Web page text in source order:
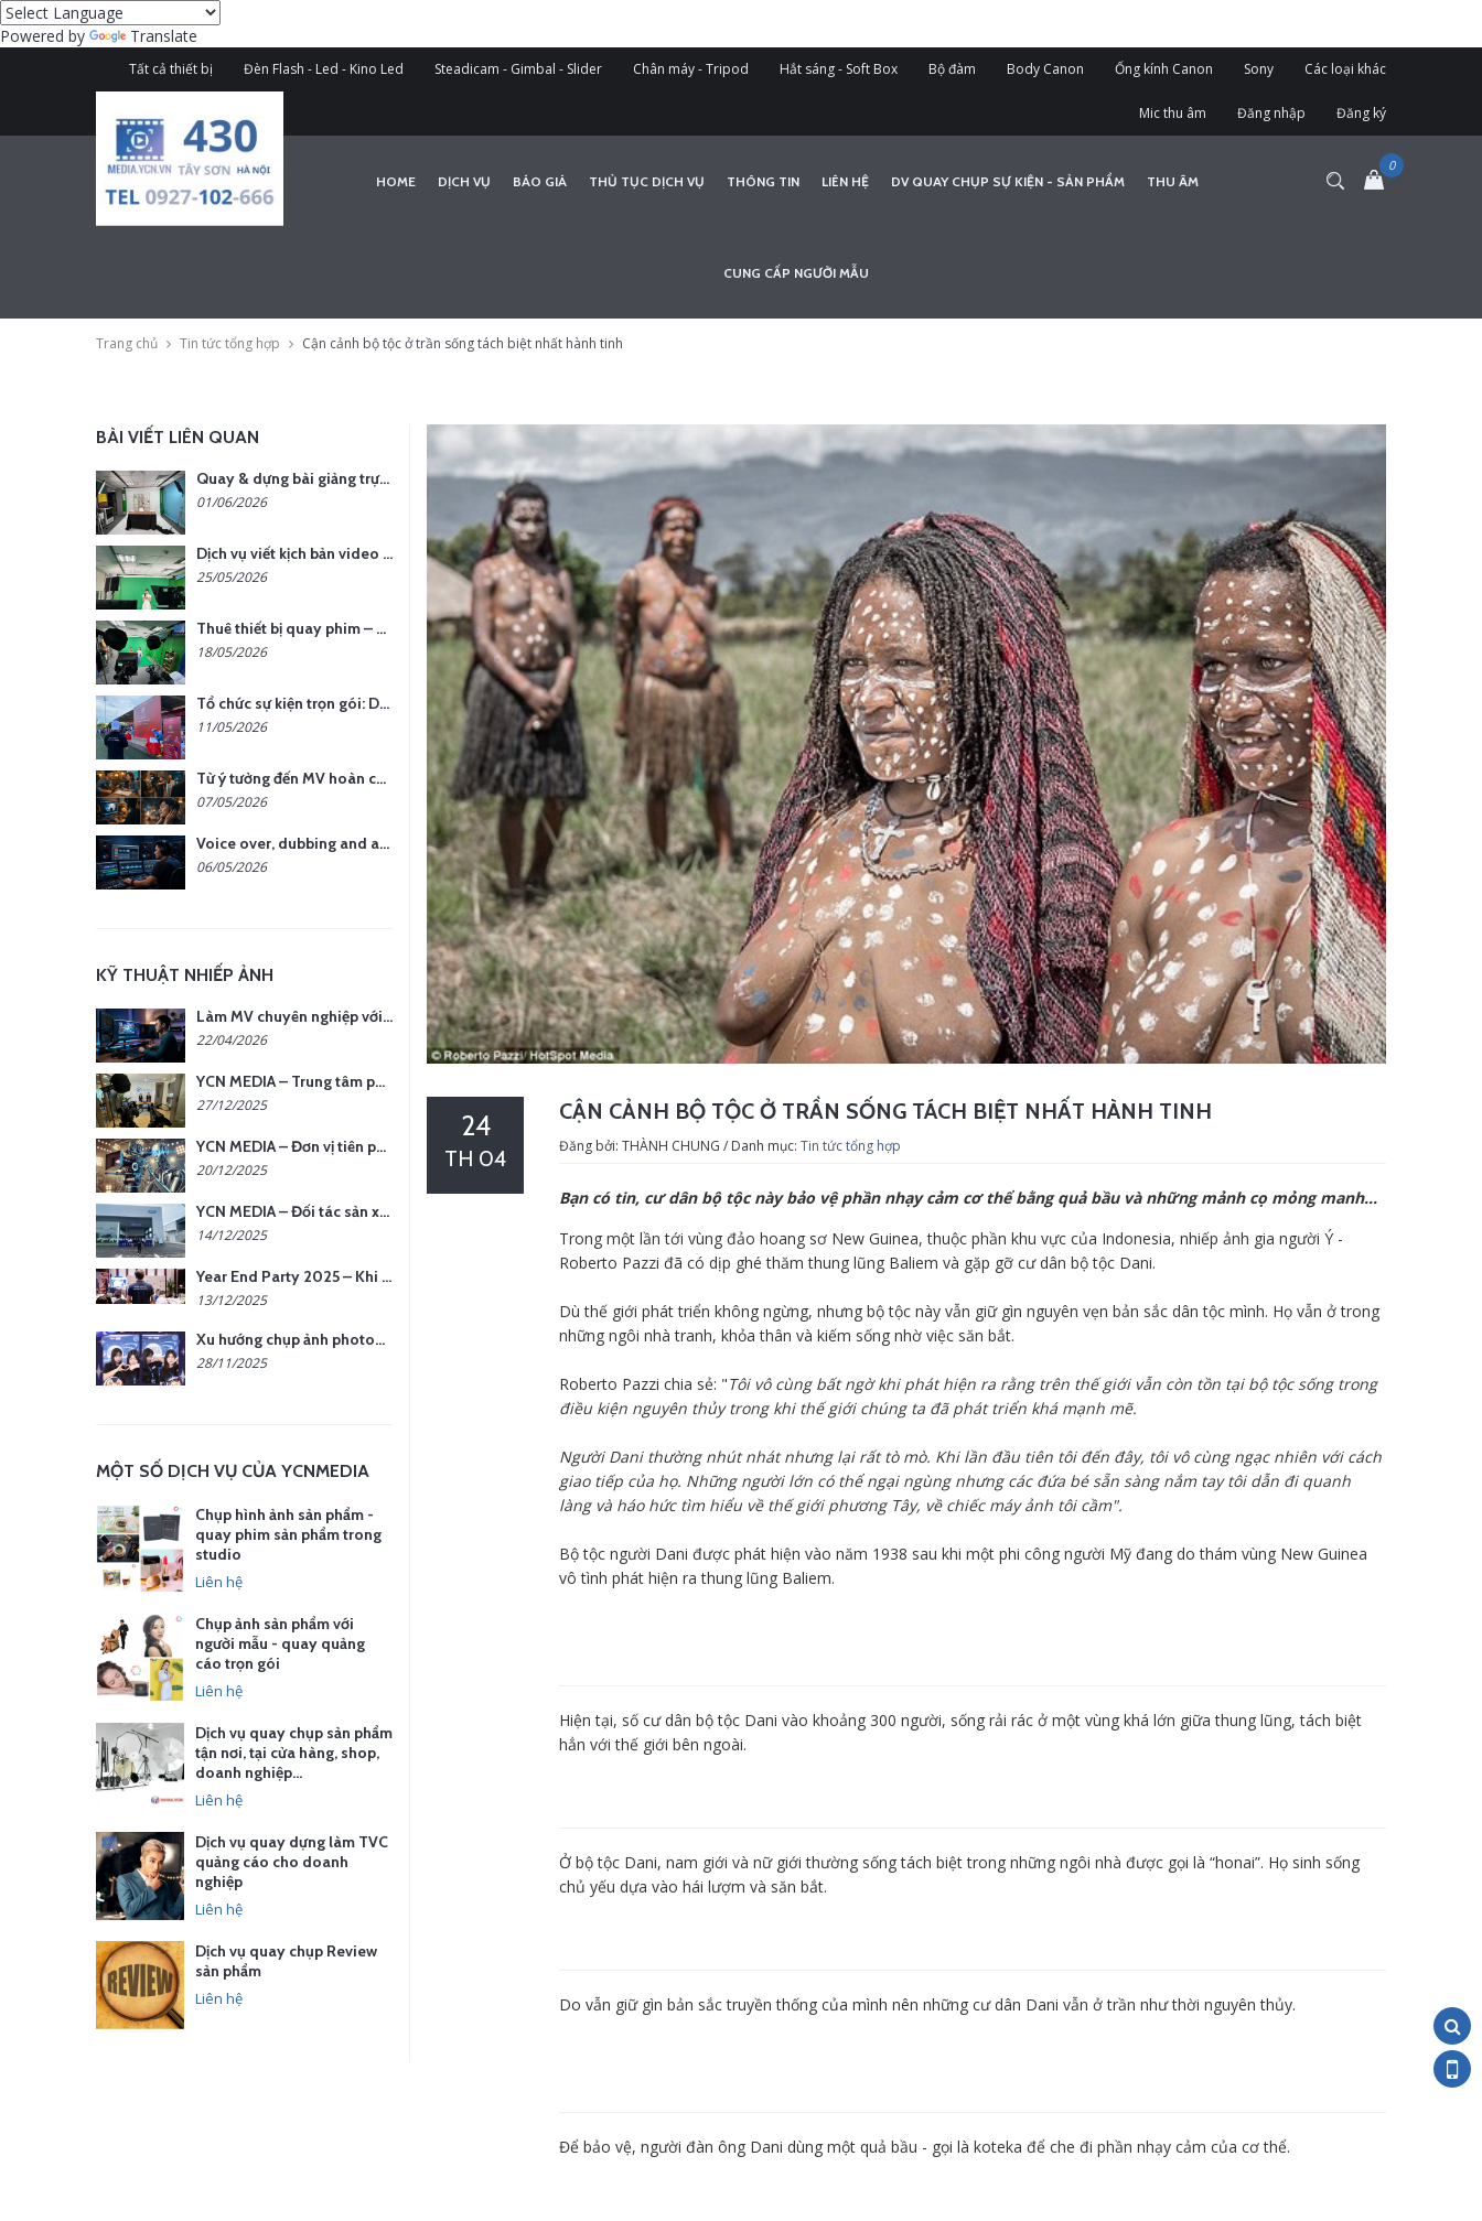
Powered by Translate
Tất cả thiết bị Đèn Flash - Led - Kino Led Steadicam - Gimbal - Slider Chân máy - Tripod Hắt sáng - Soft Box Bộ đàm Body Canon Ống kính Canon Sony Các loại khác
Mic thu âm Đăng nhập Đăng ký
HOME DỊCH VỤ BÁO GIÁ THỦ TỤC DỊCH VỤ THÔNG TIN LIÊN HỆ DV QUAY CHỤP SỰ KIỆN - SẢN PHẨM THU ÂM
CUNG CẤP NGƯỜI MẪU
Trang chủ Tin tức tổng hợp Cận cảnh bộ tộc ở trần sống tách biệt nhất hành tinh
CẬN CẢNH BỘ TỘC Ở TRẦN SỐNG TÁCH BIỆT NHẤT HÀNH TINH
24
TH 04 Đăng bởi: THÀNH CHUNG / Danh mục: Tin tức tổng hợp
Bạn có tin, cư dân bộ tộc này bảo vệ phần nhạy cảm cơ thể bằng quả bầu và những mảnh cọ mỏng manh...
Trong một lần tới vùng đảo hoang sơ New Guinea, thuộc phần khu vực của Indonesia, nhiếp ảnh gia người Ý -
Roberto Pazzi đã có dịp ghé thăm thung lũng Baliem và gặp gỡ cư dân bộ tộc Dani.
Dù thế giới phát triển không ngừng, nhưng bộ tộc này vẫn giữ gìn nguyên vẹn bản sắc dân tộc mình. Họ vẫn ở trong
những ngôi nhà tranh, khỏa thân và kiếm sống nhờ việc săn bắt.
Roberto Pazzi chia sẻ: "Tôi vô cùng bất ngờ khi phát hiện ra rằng trên thế giới vẫn còn tồn tại bộ tộc sống trong
điều kiện nguyên thủy trong khi thế giới chúng ta đã phát triển khá mạnh mẽ.
Người Dani thường nhút nhát nhưng lại rất tò mò. Khi lần đầu tiên tôi đến đây, tôi vô cùng ngạc nhiên với cách
giao tiếp của họ. Những người lớn có thể ngại ngùng nhưng các đứa bé sẵn sàng nắm tay tôi dẫn đi quanh
làng và háo hức tìm hiểu về thế giới phương Tây, về chiếc máy ảnh tôi cầm".
Bộ tộc người Dani được phát hiện vào năm 1938 sau khi một phi công người Mỹ đang do thám vùng New Guinea
vô tình phát hiện ra thung lũng Baliem.
Hiện tại, số cư dân bộ tộc Dani vào khoảng 300 người, sống rải rác ở một vùng khá lớn giữa thung lũng, tách biệt
hẳn với thế giới bên ngoài.
Ở bộ tộc Dani, nam giới và nữ giới thường sống tách biệt trong những ngôi nhà được gọi là “honai”. Họ sinh sống
chủ yếu dựa vào hái lượm và săn bắt.
Do vẫn giữ gìn bản sắc truyền thống của mình nên những cư dân Dani vẫn ở trần như thời nguyên thủy.
Để bảo vệ, người đàn ông Dani dùng một quả bầu - gọi là koteka để che đi phần nhạy cảm của cơ thể.
BÀI VIẾT LIÊN QUAN
Quay & dựng bài giảng trực tuyến – Xu hướng đào tạo thời đại số
01/06/2026
Dịch vụ viết kịch bản video – Bước quan trọng quyết định thành công nội dung
25/05/2026
Thuê thiết bị quay phim – chụp ảnh: Giải pháp tối ưu chi phí cho doanh nghiệp
18/05/2026
Tổ chức sự kiện trọn gói: Doanh nghiệp được gì khi chọn đơn vị chuyên nghiệp?
11/05/2026
Từ ý tưởng đến MV hoàn chỉnh: giải pháp trọn gói tại YCN Media
07/05/2026
Voice over, dubbing and audio production services in Vietnam for global content
06/05/2026
KỸ THUẬT NHIẾP ẢNH
Làm MV chuyên nghiệp với chi phí tối ưu: nên chọn quay thực tế hay video AI?
22/04/2026
YCN MEDIA – Trung tâm phụ kiện quay chụp tại Hà Nội
27/12/2025
YCN MEDIA – Đơn vị tiên phong sản xuất hình ảnh & âm thanh bằng AI tại Hà Nội
20/12/2025
YCN MEDIA – Đối tác sản xuất hình ảnh chuyên nghiệp cho doanh nghiệp tại Hà Nội
14/12/2025
Year End Party 2025 – Khi Khoảnh Khắc Trở Thành Dấu Ấn | Gói Ưu Đãi Tháng 12 Từ YCN Media
13/12/2025
Xu hướng chụp ảnh photobooth tại các sự kiện hiện nay
28/11/2025
MỘT SỐ DỊCH VỤ CỦA YCNMEDIA
Chụp hình ảnh sản phẩm -
quay phim sản phẩm trong
studio
Liên hệ
Chụp ảnh sản phẩm với
người mẫu - quay quảng
cáo trọn gói
Liên hệ
Dịch vụ quay chụp sản phẩm
tận nơi, tại cửa hàng, shop,
doanh nghiệp…
Liên hệ
Dịch vụ quay dựng làm TVC
quảng cáo cho doanh
nghiệp
Liên hệ
Dịch vụ quay chụp Review
sản phẩm
Liên hệ